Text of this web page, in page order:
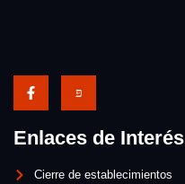
Enlaces de Interés
Cierre de establecimientos